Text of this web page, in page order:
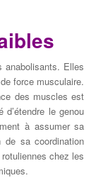
anabolisants. Elles
force musculaire.
des muscles est
le genou
à assumer sa
de sa coordination
chez les